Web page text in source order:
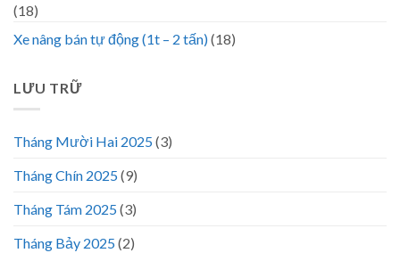
(18)
Xe nâng bán tự động (1t – 2 tấn)(18)
LƯU TRỮ
Tháng Mười Hai 2025(3)
Tháng Chín 2025(9)
Tháng Tám 2025(3)
Tháng Bảy 2025(2)